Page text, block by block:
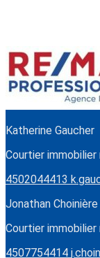
Katherine Gaucher
Courtier
4502044413
Jonathan Choinière
Courtier
4507754414